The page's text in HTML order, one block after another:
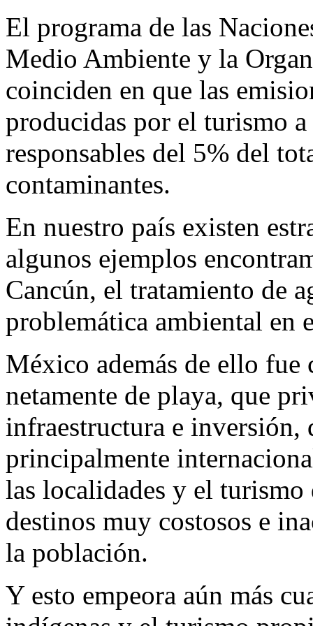
El programa de las
Medio Ambiente y la
coinciden en que las
producidas por el turismo
responsables del 5% del
contaminantes.
En nuestro país existen
algunos ejemplos
Cancún, el tratamiento de
problemática ambiental en
México además de ello fue
netamente de playa, que
infraestructura e inversión,
principalmente
las localidades y el
destinos muy costosos e
la población.
Y esto empeora aún más